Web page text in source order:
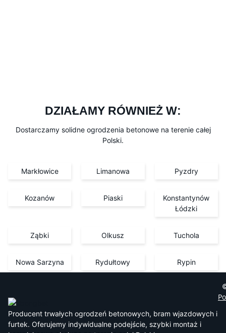
DZIAŁAMY RÓWNIEŻ W:
Dostarczamy solidne ogrodzenia betonowe na terenie całej
Polski.
Markłowice Limanowa Pyzdry
Kozanów Piaski
Konstantynów
Łódzki
Ząbki Olkusz Tuchola
Nowa Sarzyna Rydułtowy Rypin
Producent trwałych ogrodzeń betonowych, bram wjazdowych i
furtek. Oferujemy indywidualne podejście, szybki montaż i